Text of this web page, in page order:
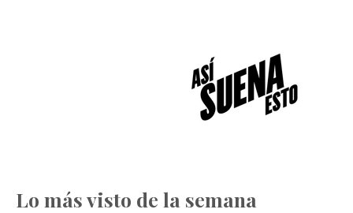
Lo más visto de la semana